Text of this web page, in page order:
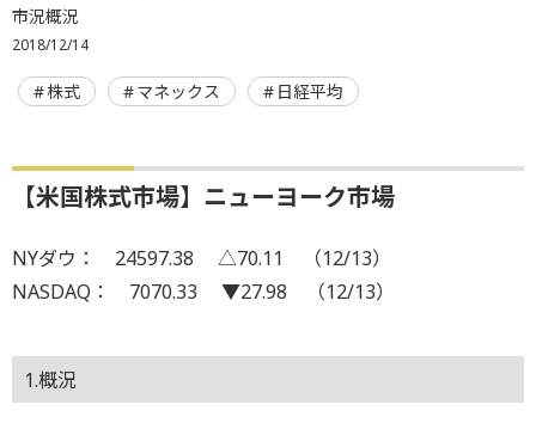
市況概況
2018/12/14
株式 マネックス 日経平均
【米国株式市場】ニューヨーク市場
NYダウ： 24597.38 △70.11 （12/13）
NASDAQ： 7070.33 ▼27.98 （12/13）
1.概況